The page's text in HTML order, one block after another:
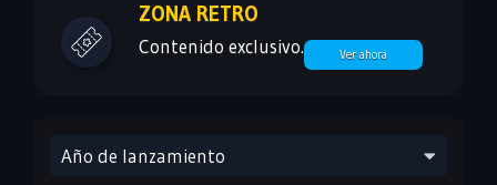
ZONA RETRO
Contenido exclusivo. Ver ahora
Año de lanzamiento